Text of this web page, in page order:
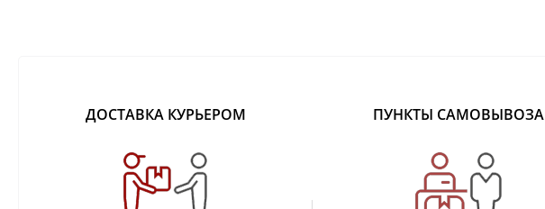
ДОСТАВКА КУРЬЕРОМ ПУНКТЫ САМОВЫВОЗА